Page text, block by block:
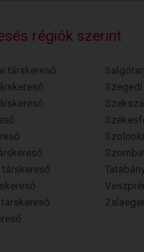
régiók szerint
társkereső